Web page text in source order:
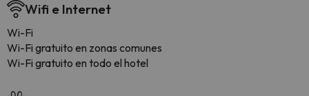
Wifi e Internet
Wi-Fi
Wi-Fi gratuito en zonas comunes
Wi-Fi gratuito en todo el hotel